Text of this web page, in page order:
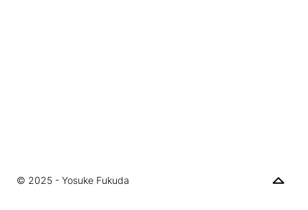
© 2025 - Yosuke Fukuda